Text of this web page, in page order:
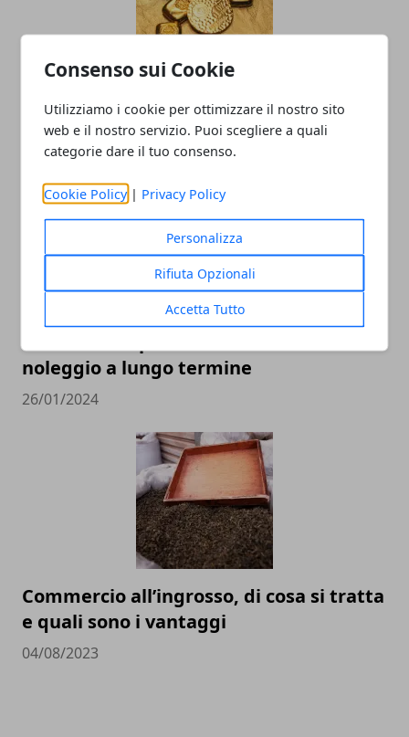
Consenso sui Cookie
Utilizziamo i cookie per ottimizzare il nostro sito
web e il nostro servizio. Puoi scegliere a quali
categorie dare il tuo consenso.
Cookie Policy | Privacy Policy
Personalizza
Rifiuta Opzionali
Accetta Tutto
tecnologia, creatività e precisione
12/05/2025
noleggio a lungo termine
26/01/2024
Commercio all’ingrosso, di cosa si tratta
e quali sono i vantaggi
04/08/2023